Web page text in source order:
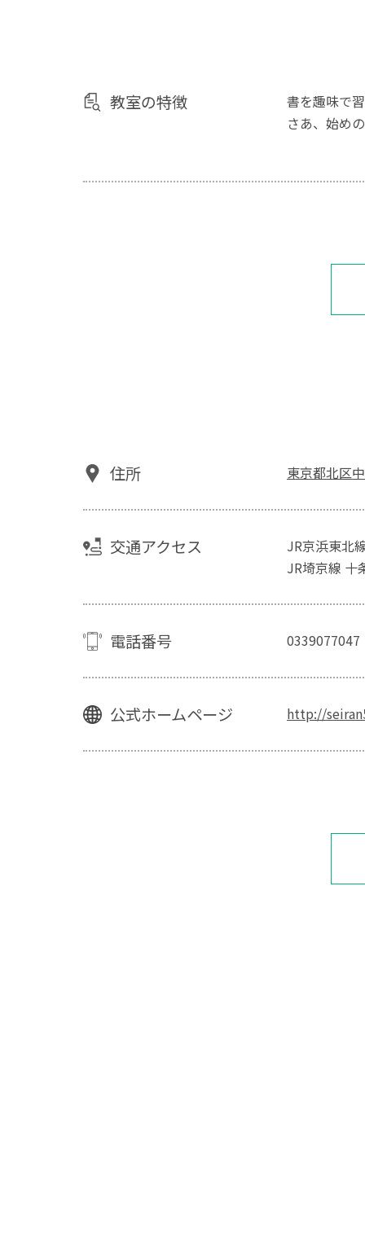
教室の特徴
書を趣味で
さあ、始め
住所 東京都北区
交通アクセス
JR京浜東北
JR埼京線 十
電話番号 0339077047
公式ホームページ http://